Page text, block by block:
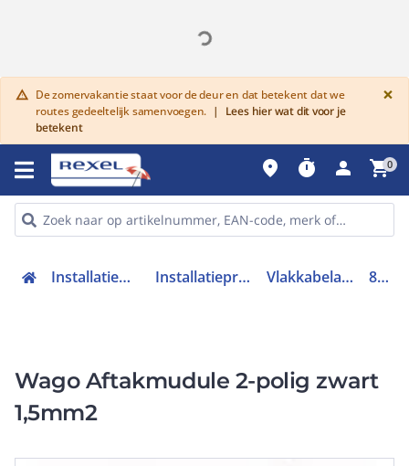
warning De zomervakantie staat voor de deur en dat betekent dat we
routes gedeeltelijk samenvoegen. |
Lees hier wat dit voor je
betekent
×
place timer person shopping_cart0
Installatiemateriaal en buizen Installatieproducten stekerbaar Vlakkabeladapter stekerbaar 893-129
Wago Aftakmudule 2-polig zwart
1,5mm2